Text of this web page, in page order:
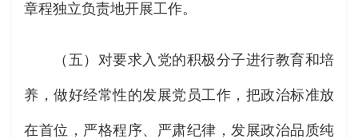
章程独立负责地开展工作。
（五）对要求入党的积极分子进行教育和培
养，做好经常性的发展党员工作，把政治标准放
在首位，严格程序、严肃纪律，发展政治品质纯